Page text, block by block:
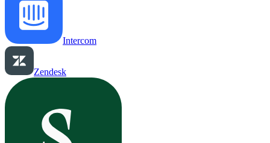
Intercom
Zendesk